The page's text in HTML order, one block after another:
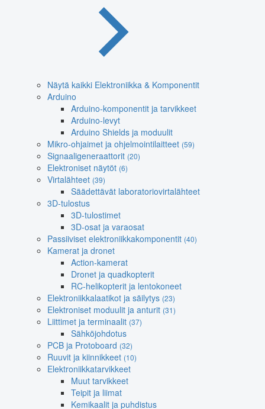
Näytä kaikki Elektroniikka & Komponentit
Arduino
Arduino-komponentit ja tarvikkeet
Arduino-levyt
Arduino Shields ja moduulit
Mikro-ohjaimet ja ohjelmointilaitteet (59)
Signaaligeneraattorit (20)
Elektroniset näytöt (6)
Virtalähteet (39)
Säädettävät laboratoriovirtalähteet
3D-tulostus
3D-tulostimet
3D-osat ja varaosat
Passiiviset elektroniikkakomponentit (40)
Kamerat ja dronet
Action-kamerat
Dronet ja quadkopterit
RC-helikopterit ja lentokoneet
Elektroniikkalaatikot ja säilytys (23)
Elektroniset moduulit ja anturit (31)
Liittimet ja terminaalit (37)
Sähköjohdotus
PCB ja Protoboard (32)
Ruuvit ja kiinnikkeet (10)
Elektroniikkatarvikkeet
Muut tarvikkeet
Teipit ja liimat
Kemikaalit ja puhdistus